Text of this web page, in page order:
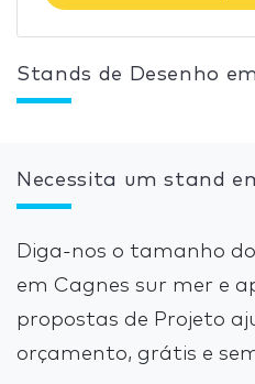
Stands de Desenho
Necessita um stand
Diga-nos o tamanho
em Cagnes sur mer e
propostas de Projeto
orçamento, grátis e